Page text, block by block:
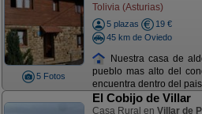
5 Fotos
Tolivia (Asturias)
5 plazas
19 €
45 km de Oviedo
Nuestra casa de
pueblo mas alto del
encuentra dentro del
El Cobijo de Villar
Casa Rural en Villar de